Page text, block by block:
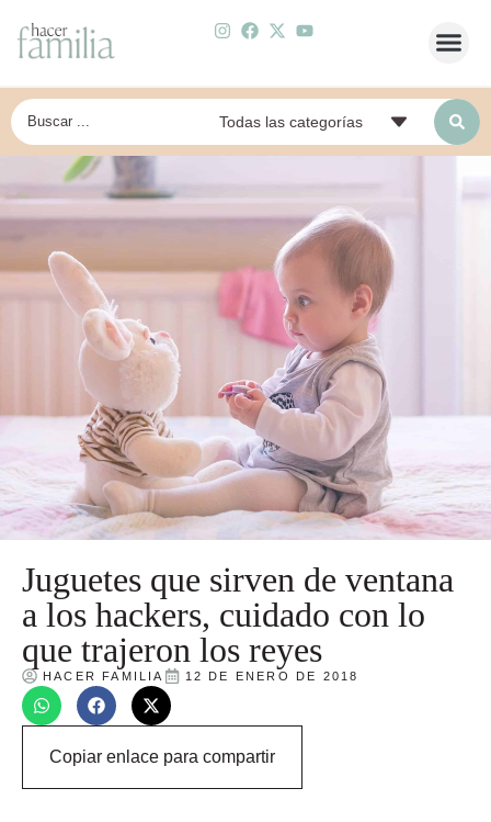
Juguetes que sirven de ventana
a los hackers, cuidado con lo
que trajeron los reyes
HACER FAMILIA 12 DE ENERO DE 2018
Copiar enlace para compartir